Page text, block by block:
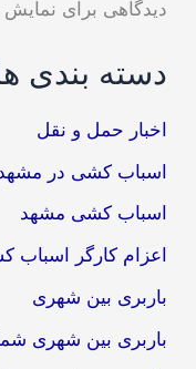
دیدگاهی برای نمایش
دسته بندی
اخبار حمل و نقل
اسباب کشی در
اسباب کشی مشهد
اعزام کارگر اسباب
باربری بین شهری
باربری بین شهری